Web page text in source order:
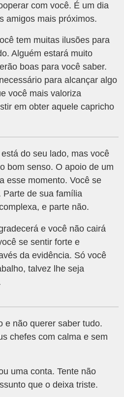
com você. É um dia
amigos mais próximos.
tem muitas ilusões para
Alguém estará muito
boas para você saber.
para alcançar algo
você mais valoriza
em obter aquele capricho
do seu lado, mas você
bom senso. O apoio de um
esse momento. Você se
Parte de sua família
e parte não.
e você não cairá
se sentir forte e
da evidência. Só você
talvez lhe seja
e não querer saber tudo.
chefes com calma e sem
uma conta. Tente não
que o deixa triste.